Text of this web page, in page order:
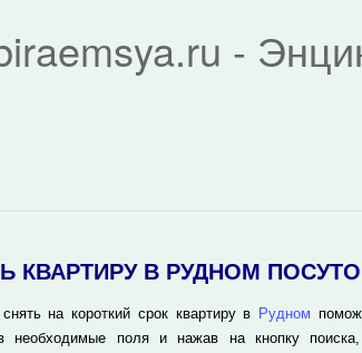
-
КВАРТИРУ В РУДНОМ
на короткий срок квартиру в Рудном
необходимые поля и нажав на кнопку